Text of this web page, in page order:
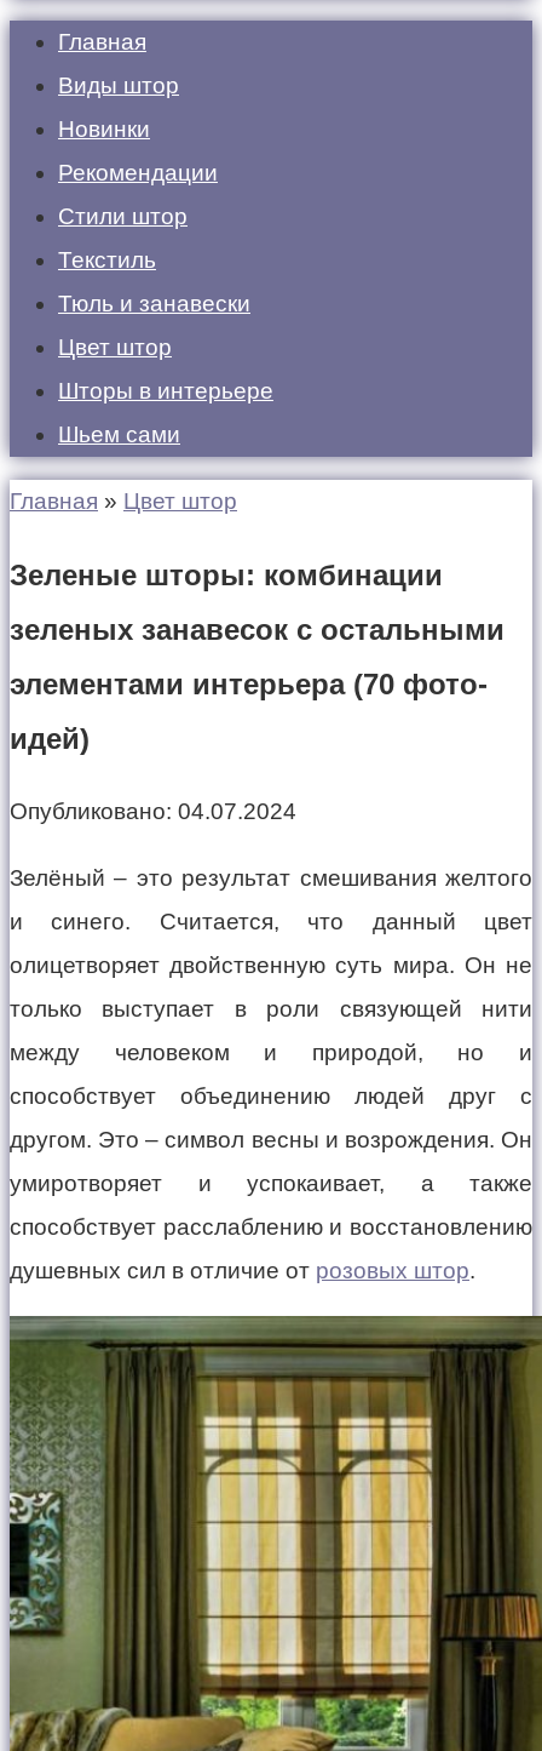
Главная
Виды штор
Новинки
Рекомендации
Стили штор
Текстиль
Тюль и занавески
Цвет штор
Шторы в интерьере
Шьем сами
Главная » Цвет штор
Зеленые шторы: комбинации
зеленых занавесок с остальными
элементами интерьера (70 фото-
идей)
Опубликовано: 04.07.2024
Зелёный – это результат смешивания желтого
и синего. Считается, что данный цвет
олицетворяет двойственную суть мира. Он не
только выступает в роли связующей нити
между человеком и природой, но и
способствует объединению людей друг с
другом. Это – символ весны и возрождения. Он
умиротворяет и успокаивает, а также
способствует расслаблению и восстановлению
душевных сил в отличие от розовых штор.